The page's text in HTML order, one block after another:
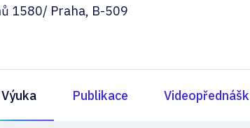
1580/ Praha, B-509
Výuka Publikace